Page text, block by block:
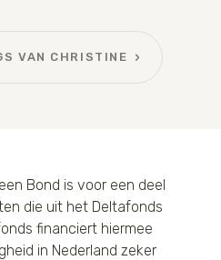
VAN CHRISTINE
Bond is voor een deel
die uit het Deltafonds
financiert hiermee
in Nederland zeker